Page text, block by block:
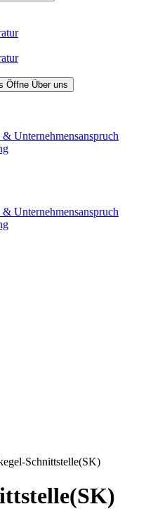
Öffne Über uns
Unternehmensanspruch
Unternehmensanspruch
Schnittstelle(SK)